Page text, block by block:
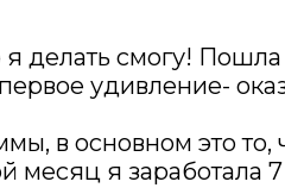
я делать смогу!
удивление-
в основном это
месяц я заработала